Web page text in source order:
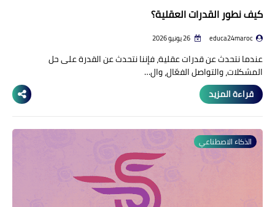
كيف نطور القدرات العقلية؟
educa24maroc
عندما نتحدث عن قدرات عقلية، فإننا نتحدث عن القدرة على حل
المشكلات، والتواصل الفعّال، وال…
قراءة المزيد
الذكاء الاصطناعي